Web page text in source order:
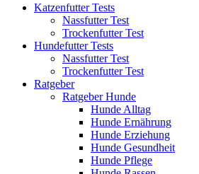
Katzenfutter Tests
Nassfutter Test
Trockenfutter Test
Hundefutter Tests
Nassfutter Test
Trockenfutter Test
Ratgeber
Ratgeber Hunde
Hunde Alltag
Hunde Ernährung
Hunde Erziehung
Hunde Gesundheit
Hunde Pflege